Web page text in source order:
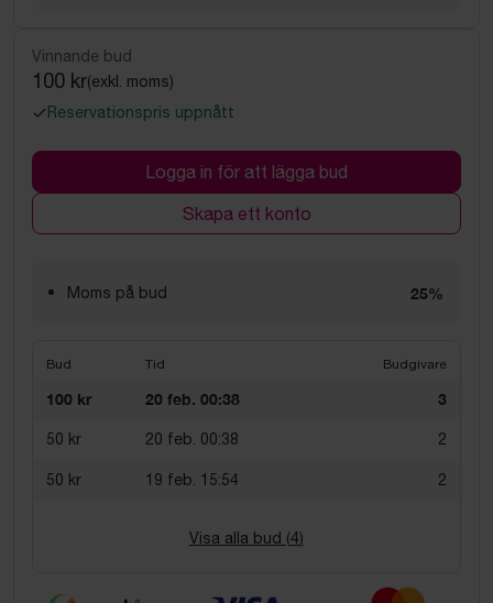
Vinnande bud
100 kr(exkl. moms)
Reservationspris uppnått
Logga in för att lägga bud
Skapa ett konto
Moms på bud 25%
Bud Tid Budgivare
100 kr 20 feb. 00:38 3
50 kr 20 feb. 00:38 2
50 kr 19 feb. 15:54 2
Visa alla bud (4)